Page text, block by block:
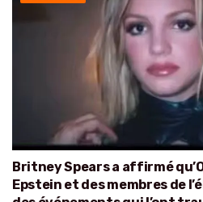
Britney Spears a affirmé
Epstein et des membres de